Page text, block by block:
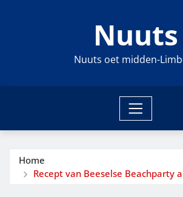
Nuuts
Nuuts oet midden-
Home
Recept van Beeselse Beachparty